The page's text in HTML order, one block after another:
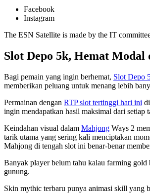
Facebook
Instagram
The ESN Satellite is made by the IT
Slot Depo 5k, Hemat
Bagi pemain yang ingin berhemat, Slot Depo
memberikan peluang untuk menang lebih
Permainan dengan RTP slot tertinggi hari ini
ingin mendapatkan hasil maksimal dari setiap
Keindahan visual dalam Mahjong Ways 2
tarik utama yang sering kali menciptakan
Mahjong di tengah slot ini benar-benar
Banyak player belum tahu kalau farming gold
gunung.
Skin mythic terbaru punya animasi skill yang